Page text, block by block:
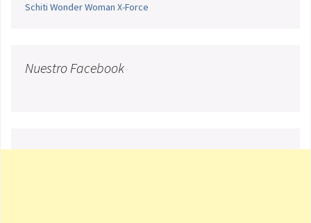
Schiti Wonder Woman X-Force
Nuestro Facebook